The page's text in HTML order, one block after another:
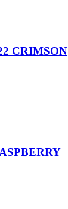
CRIMSON